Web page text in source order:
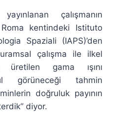
çalışmanın
Roma kentindeki Istituto
Spaziali (IAPS)’den
çalışma ile ilkel
üretilen gama ışını
görüneceği tahmin
doğruluk payının
diyor.